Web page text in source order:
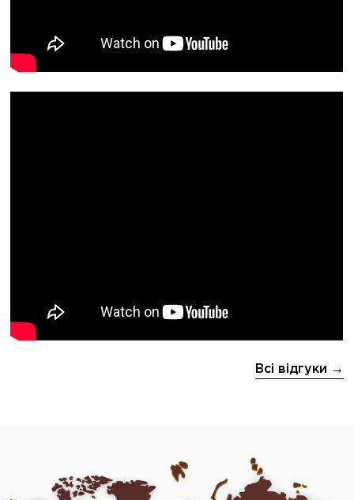
Всі відгуки →